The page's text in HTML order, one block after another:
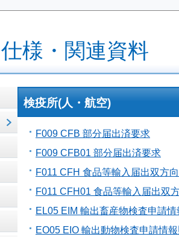
様・関連資料
検疫所(人・航空)
F009 CFB 部分届出済要求
F009 CFB01 部分届出済要求
F011 CFH 食品等輸入届出双方
F011 CFH01 食品等輸入届出双
EL05 EIM 輸出畜産物検査申請
EO05 EIO 輸出動物検査申請情